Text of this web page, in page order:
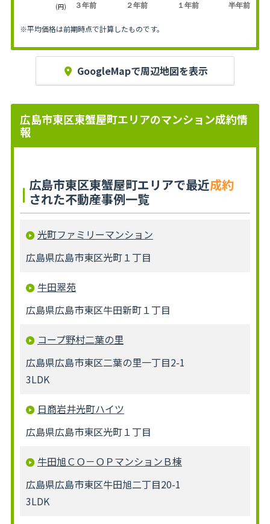
３年前 ２年前 １年前 半年前
(円)
※平均価格は前期時点で計算したものです。
GoogleMapで周辺地図を表示
広島市東区東蟹屋町エリアのマンション成約情
報
広島市東区東蟹屋町エリアで最近成約
された不動産事例一覧
光町ファミリーマンション
広島県広島市東区光町１丁目
牛田翠苑
広島県広島市東区牛田新町１丁目
コープ野村二葉の里
広島県広島市東区二葉の里一丁目2-1
3LDK
日商岩井光町ハイツ
広島県広島市東区光町１丁目
牛田旭ＣＯ－ＯＰマンションＢ棟
広島県広島市東区牛田旭二丁目20-1
3LDK